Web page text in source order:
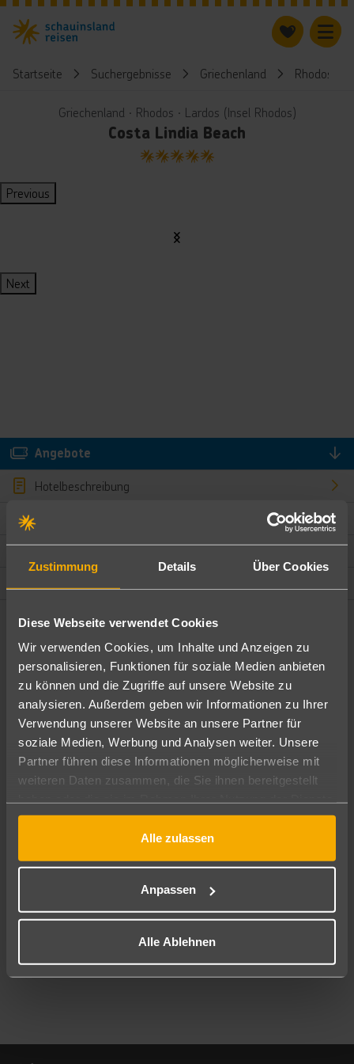
Zustimmung Details Über Cookies
Diese Webseite verwendet Cookies
Wir verwenden Cookies, um Inhalte und Anzeigen zu
personalisieren, Funktionen für soziale Medien anbieten
zu können und die Zugriffe auf unsere Website zu
analysieren. Außerdem geben wir Informationen zu Ihrer
Verwendung unserer Website an unsere Partner für
soziale Medien, Werbung und Analysen weiter. Unsere
Partner führen diese Informationen möglicherweise mit
weiteren Daten zusammen, die Sie ihnen bereitgestellt
gesammelt haben.
Alle zulassen
Anpassen
Alle Ablehnen
Startseite Suchergebnisse Griechenland Rhodos
Griechenland ∙ Rhodos ∙ Lardos (Insel Rhodos)
Costa Lindia Beach
5
Previous
Next
Angebote
Hotelbeschreibung
Bewertungen
Ändere die Kriterien nach deinen Wünschen
Pauschal Nur Hotel
Abflughafen
Alle Abflughäfen
10.08.26–08.08.27 7-21 Nächte
Mehr Filter anzeigen